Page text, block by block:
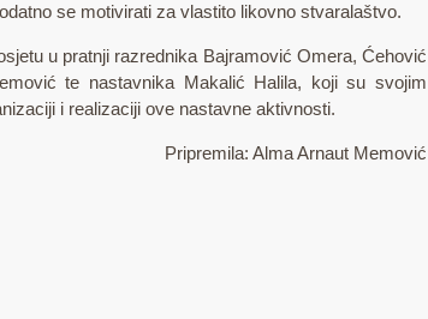
se motivirati za vlastito likovno stvaralaštvo.
u pratnji razrednika Bajramović Omera, Ćehović
te nastavnika Makalić Halila, koji su svojim
i realizaciji ove nastavne aktivnosti.
Pripremila: Alma Arnaut Memović